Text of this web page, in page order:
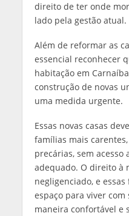
direito de ter onde
lado pela gestão atual.
Além de reformar as
essencial reconhecer
habitação em
construção de novas
uma medida urgente.
Essas novas casas
famílias mais
precárias, sem acesso
adequado. O direito à
negligenciado, e
espaço para viver
maneira confortável e